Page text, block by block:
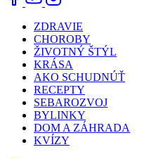
ZDRAVIE
CHOROBY
ŽIVOTNÝ ŠTÝL
KRÁSA
AKO SCHUDNÚŤ
RECEPTY
SEBAROZVOJ
BYLINKY
DOM A ZÁHRADA
KVÍZY